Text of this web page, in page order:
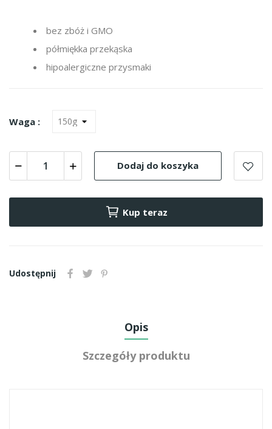
bez zbóż i GMO
półmiękka przekąska
hipoalergiczne przysmaki
Waga :
Dodaj do koszyka
Kup teraz
Udostępnij
Opis
Szczegóły produktu